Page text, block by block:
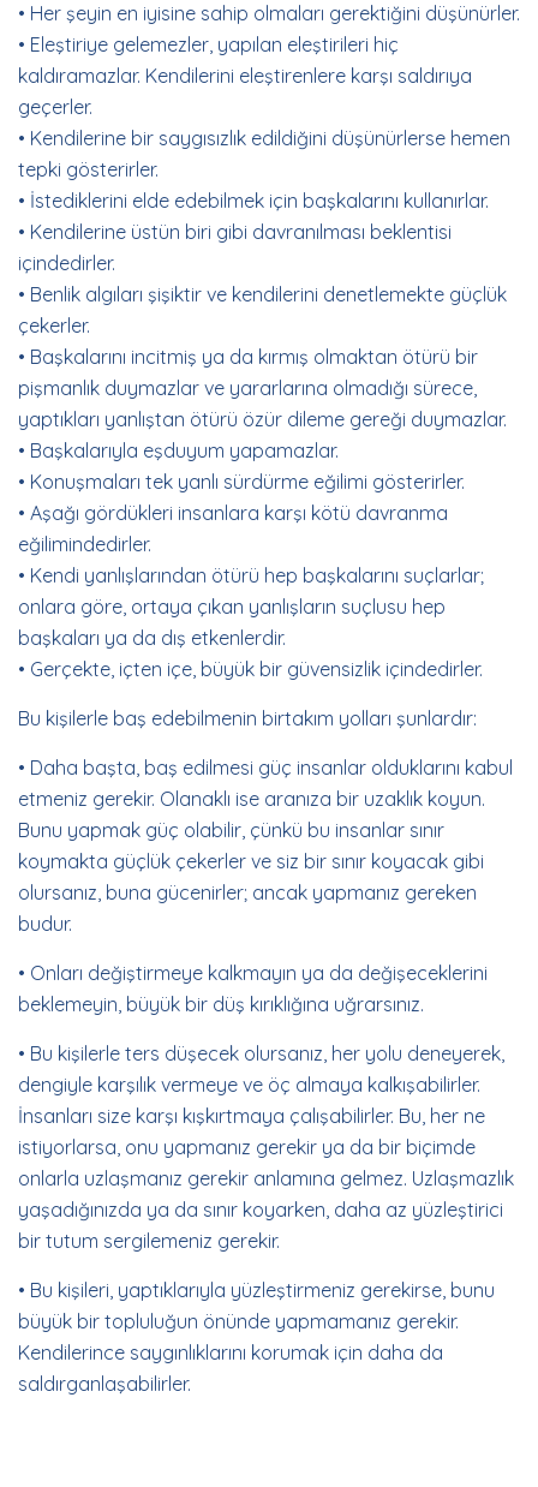
• Her şeyin en iyisine sahip olmaları gerektiğini düşünürler.
• Eleştiriye gelemezler, yapılan eleştirileri hiç
kaldıramazlar. Kendilerini eleştirenlere karşı saldırıya
geçerler.
• Kendilerine bir saygısızlık edildiğini düşünürlerse hemen
tepki gösterirler.
• İstediklerini elde edebilmek için başkalarını kullanırlar.
• Kendilerine üstün biri gibi davranılması beklentisi
içindedirler.
• Benlik algıları şişiktir ve kendilerini denetlemekte güçlük
çekerler.
• Başkalarını incitmiş ya da kırmış olmaktan ötürü bir
pişmanlık duymazlar ve yararlarına olmadığı sürece,
yaptıkları yanlıştan ötürü özür dileme gereği duymazlar.
• Başkalarıyla eşduyum yapamazlar.
• Konuşmaları tek yanlı sürdürme eğilimi gösterirler.
• Aşağı gördükleri insanlara karşı kötü davranma
eğilimindedirler.
• Kendi yanlışlarından ötürü hep başkalarını suçlarlar;
onlara göre, ortaya çıkan yanlışların suçlusu hep
başkaları ya da dış etkenlerdir.
• Gerçekte, içten içe, büyük bir güvensizlik içindedirler.
Bu kişilerle baş edebilmenin birtakım yolları şunlardır:
• Daha başta, baş edilmesi güç insanlar olduklarını kabul
etmeniz gerekir. Olanaklı ise aranıza bir uzaklık koyun.
Bunu yapmak güç olabilir, çünkü bu insanlar sınır
koymakta güçlük çekerler ve siz bir sınır koyacak gibi
olursanız, buna gücenirler; ancak yapmanız gereken
budur.
• Onları değiştirmeye kalkmayın ya da değişeceklerini
beklemeyin, büyük bir düş kırıklığına uğrarsınız.
• Bu kişilerle ters düşecek olursanız, her yolu deneyerek,
dengiyle karşılık vermeye ve öç almaya kalkışabilirler.
İnsanları size karşı kışkırtmaya çalışabilirler. Bu, her ne
istiyorlarsa, onu yapmanız gerekir ya da bir biçimde
onlarla uzlaşmanız gerekir anlamına gelmez. Uzlaşmazlık
yaşadığınızda ya da sınır koyarken, daha az yüzleştirici
bir tutum sergilemeniz gerekir.
• Bu kişileri, yaptıklarıyla yüzleştirmeniz gerekirse, bunu
büyük bir topluluğun önünde yapmamanız gerekir.
Kendilerince saygınlıklarını korumak için daha da
saldırganlaşabilirler.